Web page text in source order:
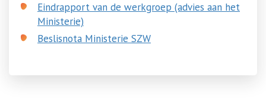
Eindrapport van de werkgroep (advies aan het
Ministerie)
Beslisnota Ministerie SZW